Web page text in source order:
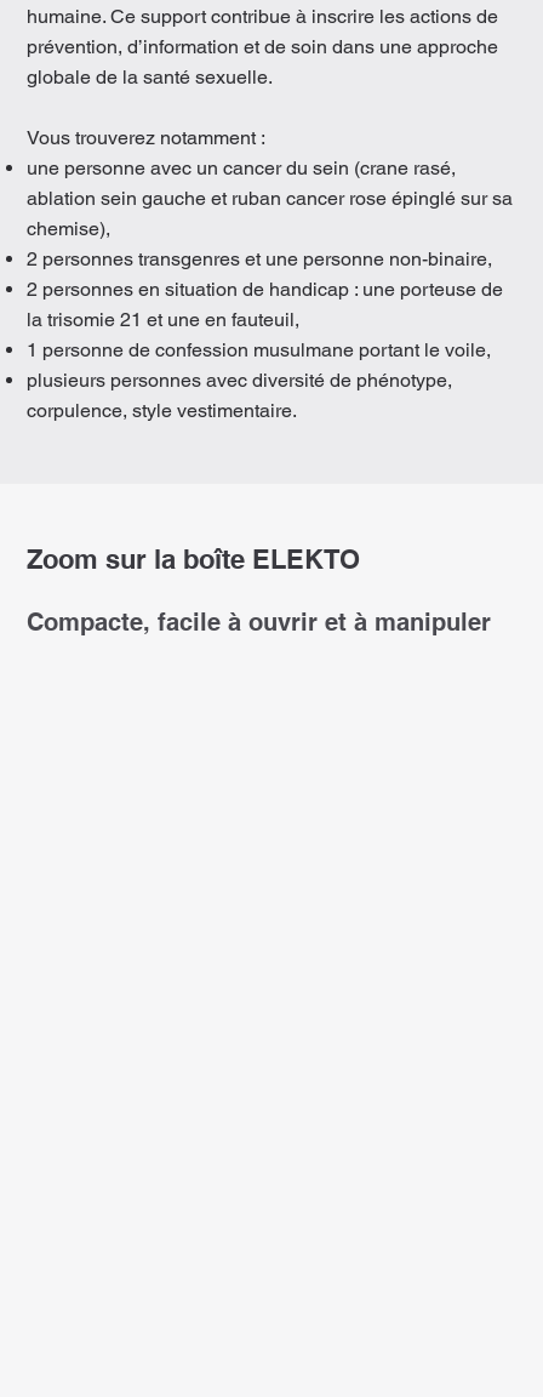
humaine. Ce support contribue à inscrire les actions de
prévention, d’information et de soin dans une approche
globale de la santé sexuelle.
Vous trouverez notamment :
une personne avec un cancer du sein (crane rasé,
ablation sein gauche et ruban cancer rose épinglé sur sa
chemise),
2 personnes transgenres et une personne non-binaire,
2 personnes en situation de handicap : une porteuse de
la trisomie 21 et une en fauteuil,
1 personne de confession musulmane portant le voile,
plusieurs personnes avec diversité de phénotype,
corpulence, style vestimentaire.
Zoom sur la boîte ELEKTO
Compacte, facile à ouvrir et à manipuler